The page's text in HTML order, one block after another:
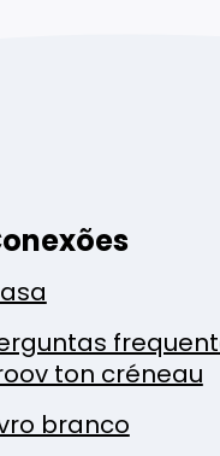
ton créneau
branco